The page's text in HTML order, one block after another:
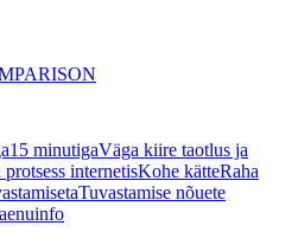
15 minutigaVäga kiire taotlus ja
internetisKohe kätteRaha
Tuvastamise nõuete